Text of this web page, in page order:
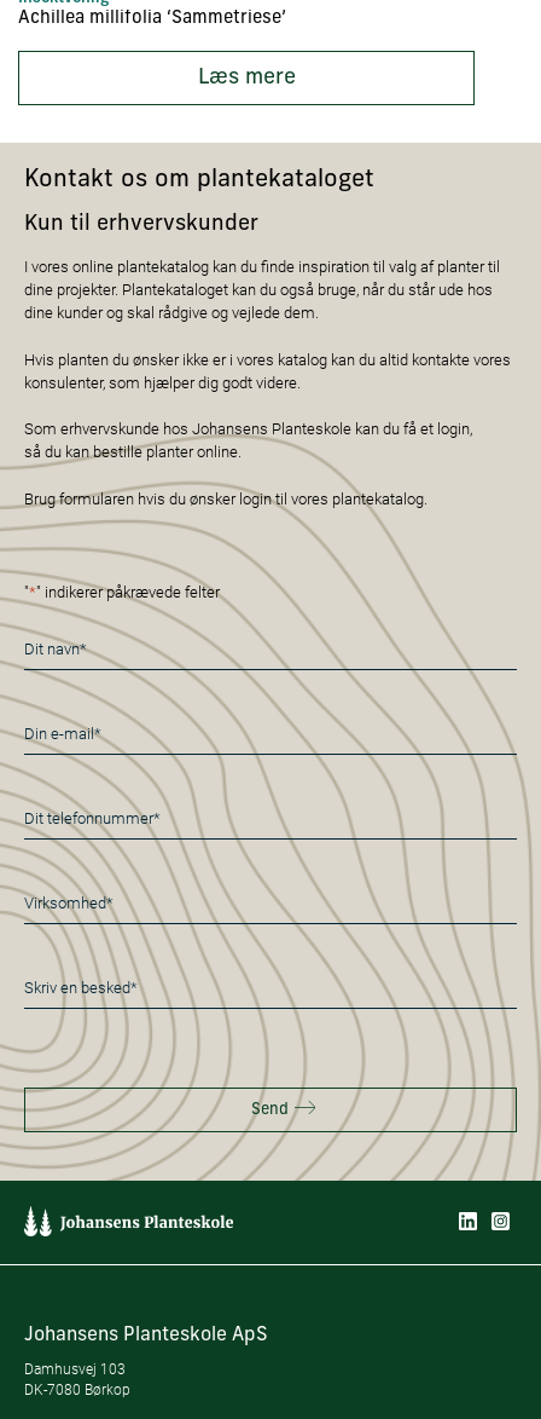
Achillea millifolia ‘Sammetriese’
Læs mere
Kontakt os om plantekataloget
Kun til erhvervskunder
I vores online plantekatalog kan du finde inspiration til valg af planter til
dine projekter. Plantekataloget kan du også bruge, når du står ude hos
dine kunder og skal rådgive og vejlede dem.
Hvis planten du ønsker ikke er i vores katalog kan du altid kontakte vores
konsulenter, som hjælper dig godt videre.
Som erhvervskunde hos Johansens Planteskole kan du få et login,
så du kan bestille planter online.
Brug formularen hvis du ønsker login til vores plantekatalog.
"*" indikerer påkrævede felter
Navn
*
E-
mail
*
Telefon
*
Virksomhed*
*
Besked
*
Send
Johansens Planteskole ApS
Damhusvej 103
DK-7080 Børkop